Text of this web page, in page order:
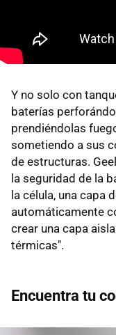
Y no solo con
baterías
prendiéndolas
sometiendo a sus
de estructuras.
la seguridad de la
la célula, una capa
automáticamente
crear una capa
térmicas".
Encuentra tu